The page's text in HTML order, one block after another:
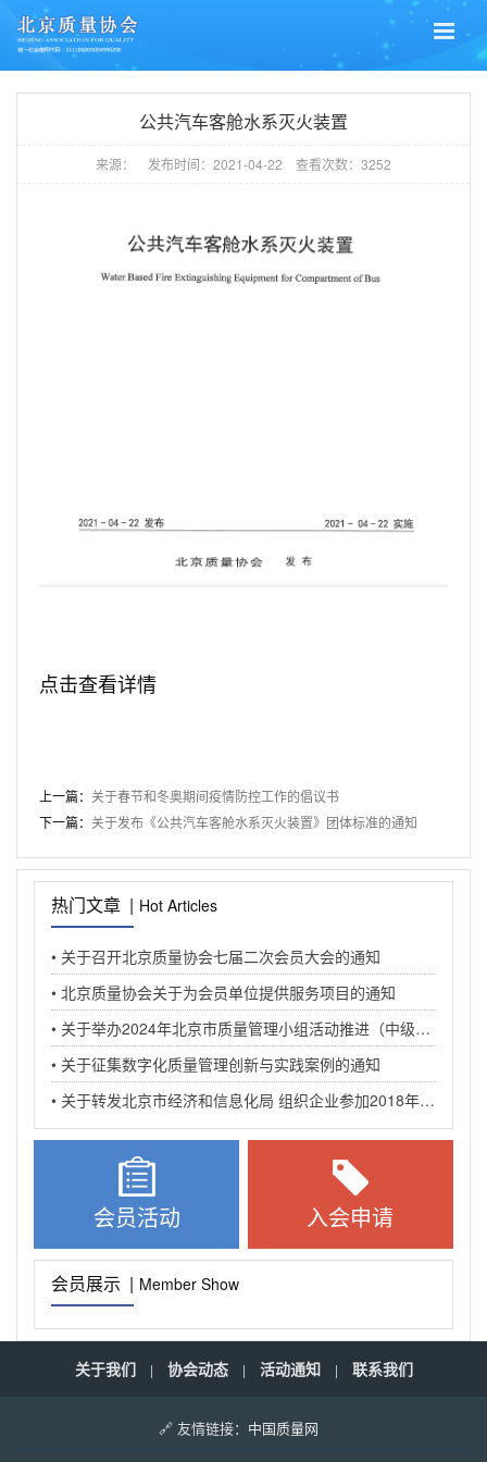
公共汽车客舱水系灭火装置
来源： 发布时间： 2021-04-22 查看次数： 3252
点击查看详情
上一篇： 关于春节和冬奥期间疫情防控工作的倡议书
下一篇： 关于发布《公共汽车客舱水系灭火装置》团体标准的通知
热门文章 | Hot Articles
• 关于召开北京质量协会七届二次会员大会的通知
• 北京质量协会关于为会员单位提供服务项目的通知
• 关于举办2024年北京市质量管理小组活动推进（中级）培训班的通知
• 关于征集数字化质量管理创新与实践案例的通知
• 关于转发北京市经济和信息化局 组织企业参加2018年全国质量标杆交流活动的通知
会员活动 入会申请
会员展示 | Member Show
关于我们 | 协会动态 | 活动通知 | 联系我们
🔗 友情链接： 中国质量网